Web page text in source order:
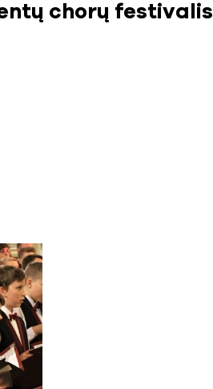
chorų festivalis